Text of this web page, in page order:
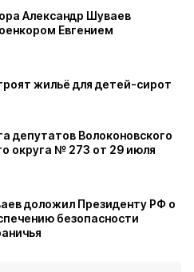
Александр Шуваев
Евгением
жильё для детей-сирот
депутатов Волоконовского
округа № 273 от 29 июля
доложил Президенту РФ о
безопасности